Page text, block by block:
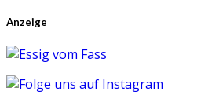
Anzeige